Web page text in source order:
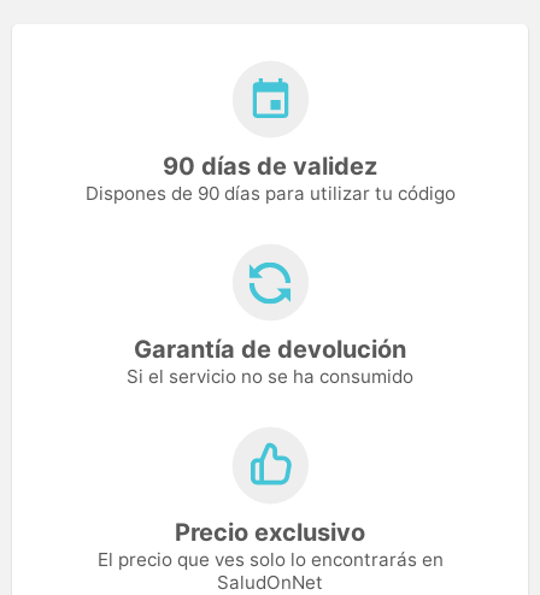
90 días de validez
Dispones de 90 días para utilizar tu código
Garantía de devolución
Si el servicio no se ha consumido
Precio exclusivo
El precio que ves solo lo encontrarás en
SaludOnNet